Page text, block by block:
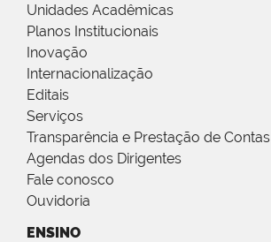
Unidades Acadêmicas
Planos Institucionais
Inovação
Internacionalização
Editais
Serviços
Transparência e Prestação de Contas
Agendas dos Dirigentes
Fale conosco
Ouvidoria
ENSINO